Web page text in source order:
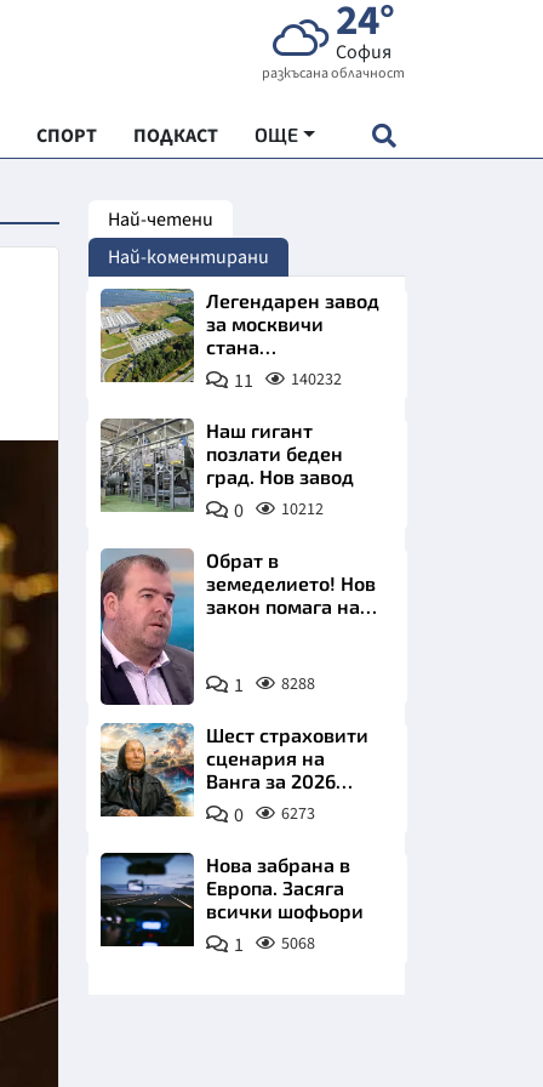
24°
София
разкъсана облачност
СПОРТ ПОДКАСТ ОЩЕ
"ЧУДЕСАТА НА БЪЛГАРИЯ"
ХРАНА
ИКОНОМИКА
Най-четени
Най-коментирани
Легендарен завод
за москвичи
стана
индустриално
чудо. Позлатява
11 140232
Наш гигант
позлати беден
град. Нов завод
0 10212
Снимка:
бТВ
Обрат в
земеделието! Нов
закон помага на
1 8288
Шест страховити
сценария на
Ванга за 2026
година
0 6273
Нова забрана в
Европа. Засяга
всички шофьори
1 5068